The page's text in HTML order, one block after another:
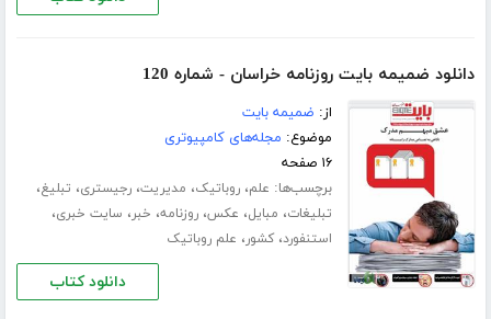
دانلود ضمیمه بایت روزنامه خراسان - شماره 120
از: ضمیمه بایت
موضوع: مجله‌های کامپیوتری
۱۶ صفحه
برچسب‌ها: علم،روباتیک، مدیریت،رجیستری، تبلیغ،
تبلیغات، مبایل، عکس،روزنامه، خبر، سایت خبری،
استنفورد،کشور، علم روباتیک
دانلود کتاب